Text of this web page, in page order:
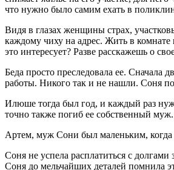
что нужно было самим ехать в
Видя в глазах женщины страх,
каждому чиху на адрес. Жить в комнате
это интересует? Разве расскажешь о
Беда просто преследовала ее. Сначала
работы. Никого так и не нашли. Соня
Илюше тогда был год, и каждый раз
точно также погиб ее собственный
Артем, муж Сони был маленьким, когда
Соня не успела расплатиться с
Соня до мельчайших деталей помнила